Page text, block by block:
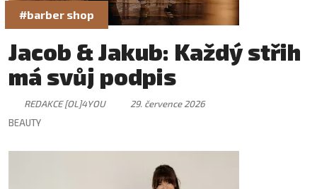
#barber shop
Jacob & Jakub: Každý střih
má svůj podpis
REDAKCE [OL]4YOU
29. července 2026
BEAUTY